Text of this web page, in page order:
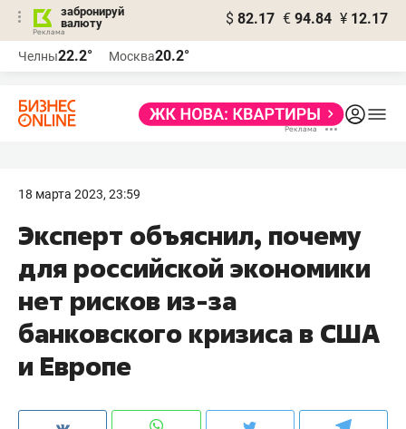
забронируй
валюту
$ 82.17 € 94.84 ¥ 12.17
Челны22.2° Москва20.2°
18 марта 2023, 23:59
Эксперт объяснил, почему
для российской экономики
нет рисков из-за
банковского кризиса в США
и Европе